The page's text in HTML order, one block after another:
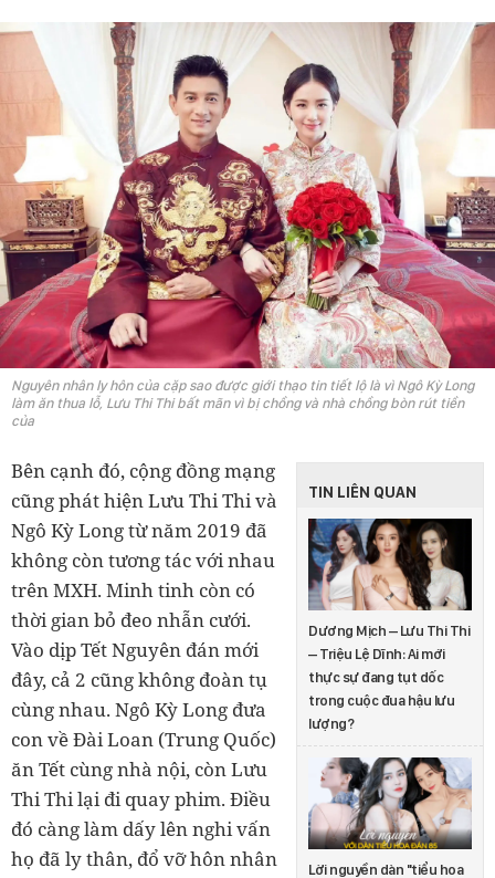
Nguyên nhân ly hôn của cặp sao được giới thạo tin tiết lộ là vì Ngô Kỳ Long
làm ăn thua lỗ, Lưu Thi Thi bất mãn vì bị chồng và nhà chồng bòn rút tiền
của
TIN LIÊN QUAN
Dương Mịch – Lưu Thi Thi
– Triệu Lệ Dĩnh: Ai mới
thực sự đang tụt dốc
trong cuộc đua hậu lưu
lượng?
Lời nguyền dàn "tiểu hoa
Bên cạnh đó, cộng đồng mạng
cũng phát hiện Lưu Thi Thi và
Ngô Kỳ Long từ năm 2019 đã
không còn tương tác với nhau
trên MXH. Minh tinh còn có
thời gian bỏ đeo nhẫn cưới.
Vào dịp Tết Nguyên đán mới
đây, cả 2 cũng không đoàn tụ
cùng nhau. Ngô Kỳ Long đưa
con về Đài Loan (Trung Quốc)
ăn Tết cùng nhà nội, còn Lưu
Thi Thi lại đi quay phim. Điều
đó càng làm dấy lên nghi vấn
họ đã ly thân, đổ vỡ hôn nhân